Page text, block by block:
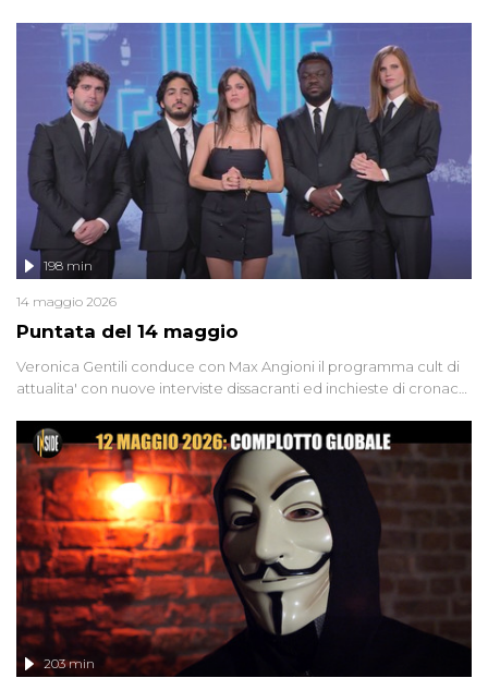
'90 e il 2000 che, inquietantemente, potrebbe essere ancora in
libertà. Lo speciale affronta inoltre le zone d'ombra sul Mostro di
Firenze, le cui responsabilità appaiono ancora oggi avvolte in un
groviglio di dubbi mai chiariti. Nel corso dello speciale anche
l'intervista inedita a Olindo Romano, realizzata ne...
Puntata del 14 maggio
198 min
14 maggio 2026
Veronica Gentili conduce con Max Angioni il programma cult di
attualita' con nuove interviste dissacranti ed inchieste di cronaca
203 min